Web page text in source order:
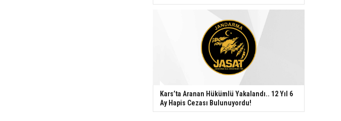
Kars’ta Aranan Hükümlü Yakalandı.. 12 Yıl 6
Ay Hapis Cezası Bulunuyordu!